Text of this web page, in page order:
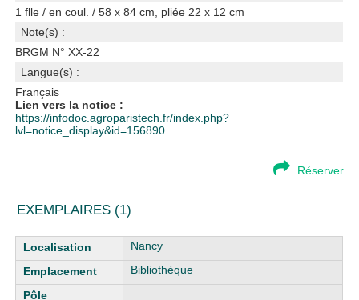
1 flle / en coul. / 58 x 84 cm, pliée 22 x 12 cm
Note(s) :
BRGM N° XX-22
Langue(s) :
Français
Lien vers la notice :
https://infodoc.agroparistech.fr/index.php?
lvl=notice_display&id=156890
Réserver
EXEMPLAIRES (1)
Liste des exemplaires
Nancy
Bibliothèque